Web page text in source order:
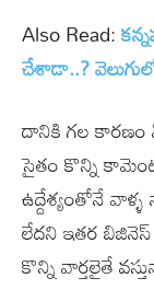
Also Read:
చేశాడా..?
దానికి గల కారణం
సైతం కొన్ని
ఉద్దేశ్యంతోనే
లేదని ఇతర
కొన్ని వార్తలైతే